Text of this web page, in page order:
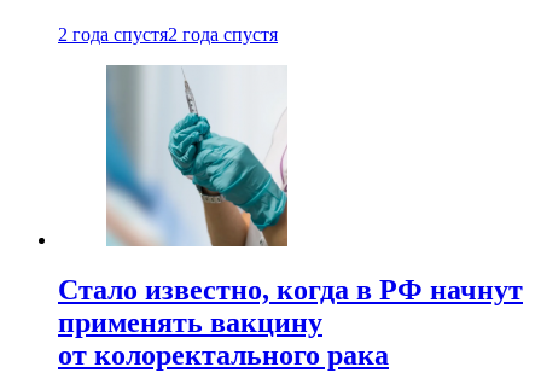
2 года спустя2 года спустя
Стало известно, когда в РФ начнут
применять вакцину
от колоректального рака